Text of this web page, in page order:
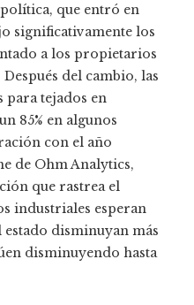
que entró en
significativamente los
a los propietarios
del cambio, las
para tejados en
85% en algunos
con el año
de Ohm Analytics,
que rastrea el
industriales esperan
estado disminuyan más
disminuyendo hasta